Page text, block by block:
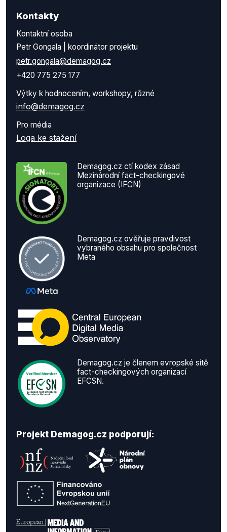
Kontakty
Kontaktní osoba
Petr Gongala | koordinátor projektu
petr.gongala@demagog.cz
+420 775 275 177
Výtky k hodnocením, workshopy, různé
info@demagog.cz
Pro média
Loga ke stažení
Demagog.cz ctí kodex zásad
Mezinárodní fact-checkingové
organizace (IFCN)
Demagog.cz ověřuje pravdivost
vybraného obsahu pro společnost
Meta
Demagog.cz je členem evropské sítě
fact-checkingových organizací
EFCSN.
Projekt Demagog.cz podporují: